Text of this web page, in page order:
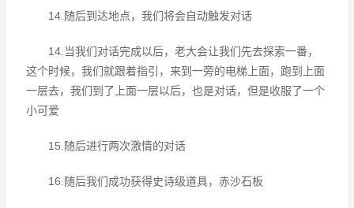
14.随后到达地点，我们将会自动触发对话
14.当我们对话完成以后，老大会让我们先去探索一番，
这个时候，我们就跟着指引，来到一旁的电梯上面，跑到上面
一层去，我们到了上面一层以后，也是对话，但是收服了一个
小可爱
15.随后进行两次激情的对话
16.随后我们成功获得史诗级道具，赤沙石板